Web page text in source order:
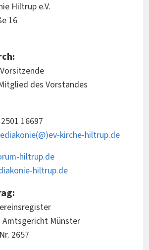
Hiltrup e.V.
16
des Vorstandes
16697
kirche-hiltrup.de
hiltrup.de
hiltrup.de
Münster
2657